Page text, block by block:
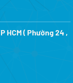
HCM ( Phường 24 ,